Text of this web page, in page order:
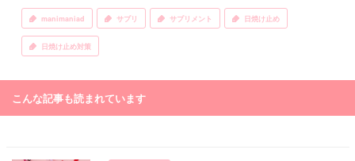
manimaniad サプリ サプリメント 日焼け止め
日焼け止め対策
こんな記事も読まれています